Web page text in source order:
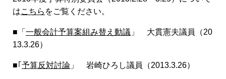
はこちら をご覧ください。
■「 一般会計予算案組み替え動議 」 大貫憲夫議員（20
13.3.26）
■｢ 予算反対討論 」 岩崎ひろし議員（2013.3.26）